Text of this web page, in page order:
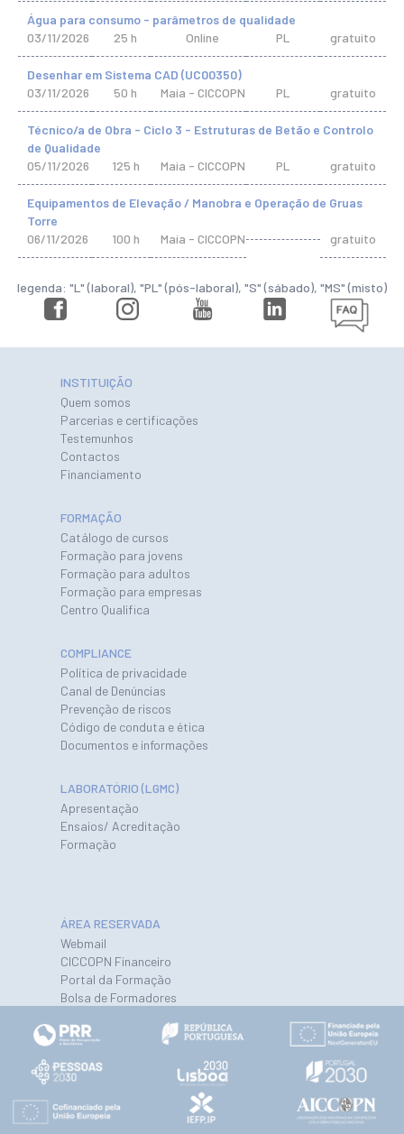
Água para consumo - parâmetros de qualidade
03/11/2026
25 h Online PL gratuito
Desenhar em Sistema CAD (UC00350)
03/11/2026
50 h Maia - CICCOPN PL gratuito
Técnico/a de Obra - Ciclo 3 - Estruturas de Betão e Controlo
de Qualidade
05/11/2026
125 h Maia - CICCOPN PL gratuito
Equipamentos de Elevação / Manobra e Operação de Gruas
Torre
06/11/2026
100 h Maia - CICCOPN gratuito
legenda: "L" (laboral), "PL" (pós-laboral), "S" (sábado), "MS" (misto)
INSTITUIÇÃO
Quem somos
Parcerias e certificações
Testemunhos
Contactos
Financiamento
FORMAÇÃO
Catálogo de cursos
Formação para jovens
Formação para adultos
Formação para empresas
Centro Qualifica
COMPLIANCE
Política de privacidade
Canal de Denúncias
Prevenção de riscos
Código de conduta e ética
Documentos e informações
LABORATÓRIO (LGMC)
Apresentação
Ensaios/ Acreditação
Formação
ÁREA RESERVADA
Webmail
CICCOPN Financeiro
Portal da Formação
Bolsa de Formadores